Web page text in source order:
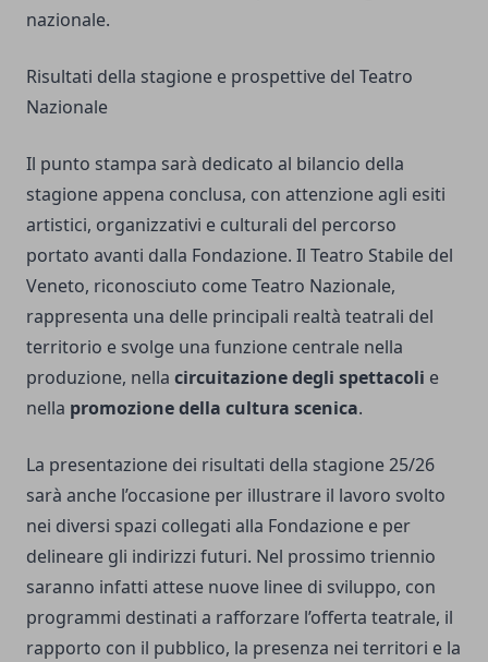
nazionale.
Risultati della stagione e prospettive del Teatro
Nazionale
Il punto stampa sarà dedicato al bilancio della
stagione appena conclusa, con attenzione agli esiti
artistici, organizzativi e culturali del percorso
portato avanti dalla Fondazione. Il Teatro Stabile del
Veneto, riconosciuto come Teatro Nazionale,
rappresenta una delle principali realtà teatrali del
territorio e svolge una funzione centrale nella
produzione, nella circuitazione degli spettacoli e
nella promozione della cultura scenica.
La presentazione dei risultati della stagione 25/26
sarà anche l’occasione per illustrare il lavoro svolto
nei diversi spazi collegati alla Fondazione e per
delineare gli indirizzi futuri. Nel prossimo triennio
saranno infatti attese nuove linee di sviluppo, con
programmi destinati a rafforzare l’offerta teatrale, il
rapporto con il pubblico, la presenza nei territori e la